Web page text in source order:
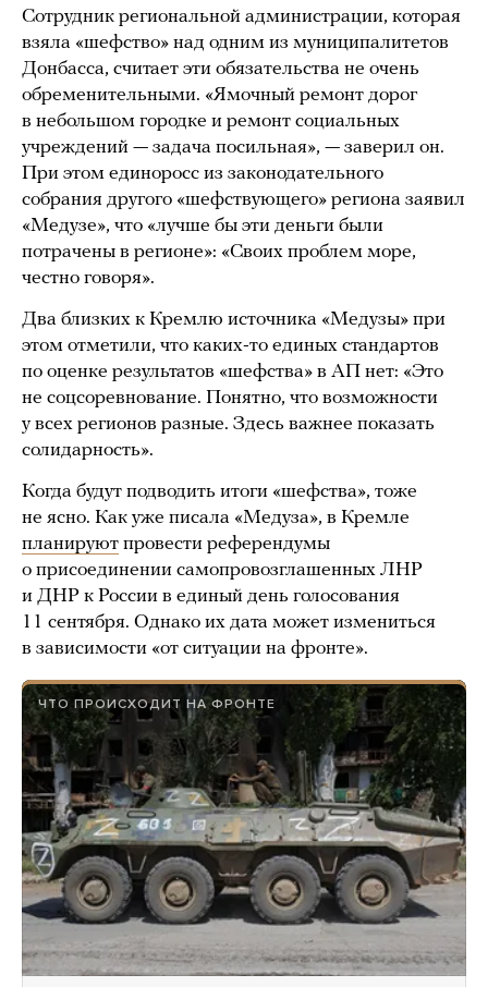
Сотрудник региональной администрации, которая
взяла «шефство» над одним из муниципалитетов
Донбасса, считает эти обязательства не очень
обременительными. «Ямочный ремонт дорог
в небольшом городке и ремонт социальных
учреждений — задача посильная», — заверил он.
При этом единоросс из законодательного
собрания другого «шефствующего» региона заявил
«Медузе», что «лучше бы эти деньги были
потрачены в регионе»: «Своих проблем море,
честно говоря».
Два близких к Кремлю источника «Медузы» при
этом отметили, что каких-то единых стандартов
по оценке результатов «шефства» в АП нет: «Это
не соцсоревнование. Понятно, что возможности
у всех регионов разные. Здесь важнее показать
солидарность».
Когда будут подводить итоги «шефства», тоже
не ясно. Как уже писала «Медуза», в Кремле
планируют провести референдумы
о присоединении самопровозглашенных ЛНР
и ДНР к России в единый день голосования
11 сентября. Однако их дата может измениться
в зависимости «от ситуации на фронте».
ЧТО ПРОИСХОДИТ НА ФРОНТЕ